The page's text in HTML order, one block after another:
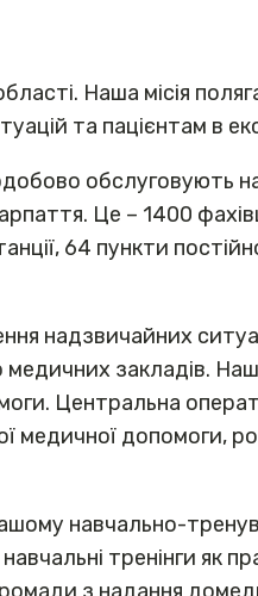
Наша місія
та пацієнтам в
обслуговують
Це – 1400
64 пункти
надзвичайних
закладів.
Центральна
медичної допомоги,
навчально-
тренінги як